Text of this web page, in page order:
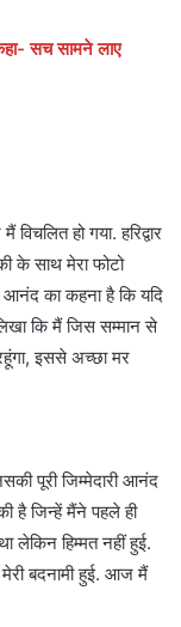
सच सामने लाए
हो गया. हरिद्वार
के साथ मेरा फोटो
का कहना है कि यदि
कि मैं जिस सम्मान से
इससे अच्छा मर
पूरी जिम्मेदारी आनंद
है जिन्हें मैंने पहले ही
लेकिन हिम्मत नहीं हुई.
बदनामी हुई. आज मैं